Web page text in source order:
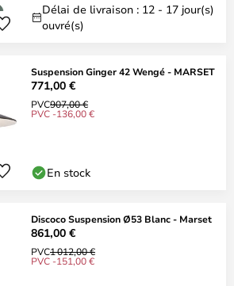
Délai de livraison : 12 - 17 jour(s)
ouvré(s)
Suspension Ginger 42 Wengé - MARSET
771,00 €
PVC907,00 €
PVC -136,00 €
En stock
Discoco Suspension Ø53 Blanc - Marset
861,00 €
PVC1 012,00 €
PVC -151,00 €